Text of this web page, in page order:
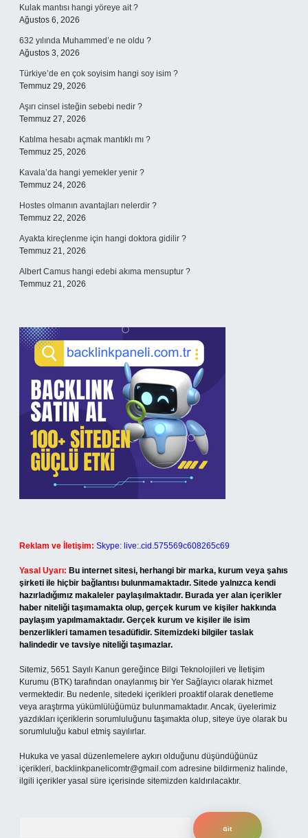
Kulak mantısı hangi yöreye ait ?
Ağustos 6, 2026
632 yılında Muhammed’e ne oldu ?
Ağustos 3, 2026
Türkiye’de en çok soyisim hangi soy isim ?
Temmuz 29, 2026
Aşırı cinsel isteğin sebebi nedir ?
Temmuz 27, 2026
Katılma hesabı açmak mantıklı mı ?
Temmuz 25, 2026
Kavala’da hangi yemekler yenir ?
Temmuz 24, 2026
Hostes olmanın avantajları nelerdir ?
Temmuz 22, 2026
Ayakta kireçlenme için hangi doktora gidilir ?
Temmuz 21, 2026
Albert Camus hangi edebi akıma mensuptur ?
Temmuz 21, 2026
Reklam ve İletişim: Skype: live:.cid.575569c608265c69
Yasal Uyarı: Bu internet sitesi, herhangi bir marka, kurum veya şahıs
şirketi ile hiçbir bağlantısı bulunmamaktadır. Sitede yalnızca kendi
hazırladığımız makaleler paylaşılmaktadır. Burada yer alan içerikler
haber niteliği taşımamakta olup, gerçek kurum ve kişiler hakkında
paylaşım yapılmamaktadır. Gerçek kurum ve kişiler ile isim
benzerlikleri tamamen tesadüfidir. Sitemizdeki bilgiler taslak
halindedir ve tavsiye niteliği taşımazlar.
Sitemiz, 5651 Sayılı Kanun gereğince Bilgi Teknolojileri ve İletişim
Kurumu (BTK) tarafından onaylanmış bir Yer Sağlayıcı olarak hizmet
vermektedir. Bu nedenle, sitedeki içerikleri proaktif olarak denetleme
veya araştırma yükümlülüğümüz bulunmamaktadır. Ancak, üyelerimiz
yazdıkları içeriklerin sorumluluğunu taşımakta olup, siteye üye olarak bu
sorumluluğu kabul etmiş sayılırlar.
Hukuka ve yasal düzenlemelere aykırı olduğunu düşündüğünüz
içerikleri, backlinkpanelicomtr@gmail.com adresine bildirmeniz halinde,
ilgili içerikler yasal süre içerisinde sitemizden kaldırılacaktır.